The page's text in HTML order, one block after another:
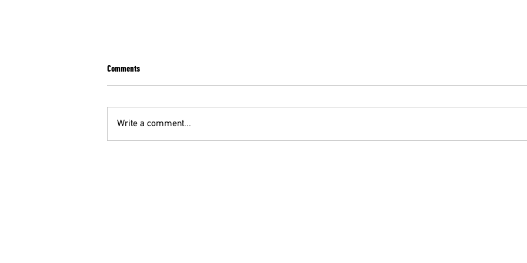
Comments
Write a comment...